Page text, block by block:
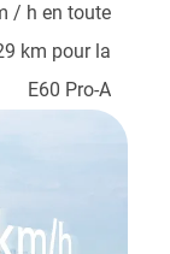
/ h en toute
km pour la
E60 Pro-A